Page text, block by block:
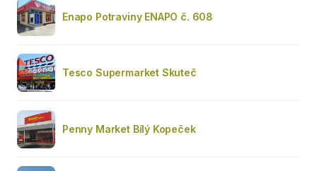
Enapo Potraviny ENAPO č. 608
Tesco Supermarket Skuteč
Penny Market Bílý Kopeček